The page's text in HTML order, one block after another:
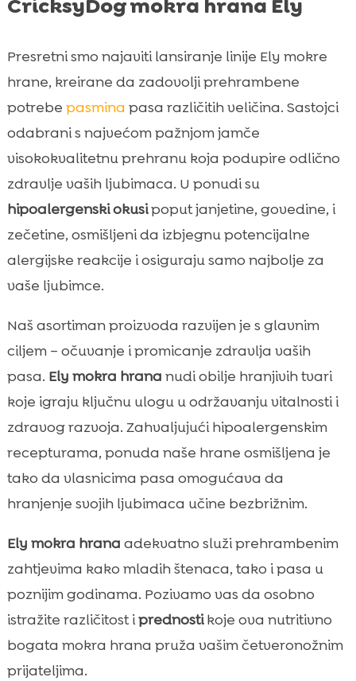
Presretni smo najaviti lansiranje linije Ely mokre
hrane, kreirane da zadovolji prehrambene
potrebe pasmina pasa različitih veličina. Sastojci
odabrani s najvećom pažnjom jamče
visokokvalitetnu prehranu koja podupire odlično
zdravlje vaših ljubimaca. U ponudi su
hipoalergenski okusipoput janjetine, govedine, i
zečetine, osmišljeni da izbjegnu potencijalne
alergijske reakcije i osiguraju samo najbolje za
vaše ljubimce.
Naš asortiman proizvoda razvijen je s glavnim
ciljem – očuvanje i promicanje zdravlja vaših
pasa. Ely mokra hrana nudi obilje hranjivih tvari
koje igraju ključnu ulogu u održavanju vitalnosti i
zdravog razvoja. Zahvaljujući hipoalergenskim
recepturama, ponuda naše hrane osmišljena je
tako da vlasnicima pasa omogućava da
hranjenje svojih ljubimaca učine bezbrižnim.
Ely mokra hrana adekvatno služi prehrambenim
zahtjevima kako mladih štenaca, tako i pasa u
poznijim godinama. Pozivamo vas da osobno
istražite različitost iprednostikoje ova nutritivno
bogata mokra hrana pruža vašim četveronožnim
prijateljima.